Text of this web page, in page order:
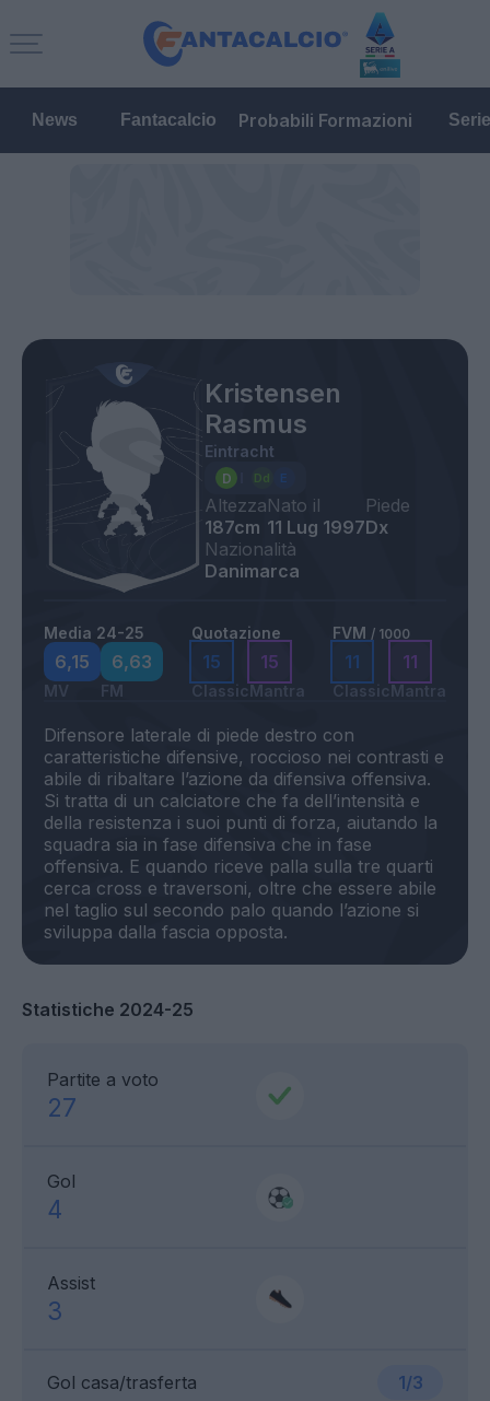
News Fantacalcio Probabili Formazioni
Kristensen
Rasmus
Eintracht
Altezza
187cm
Nato il
11 Lug 1997
Piede
Dx
Nazionalità
Danimarca
Media 24-25
6,15
MV
6,63
FM
Quotazione
15
Classic
15
Mantra
FVM / 1000
11
Classic
11
Mantra
Difensore laterale di piede destro con
caratteristiche difensive, roccioso nei contrasti e
abile di ribaltare l’azione da difensiva offensiva.
Si tratta di un calciatore che fa dell’intensità e
della resistenza i suoi punti di forza, aiutando la
squadra sia in fase difensiva che in fase
offensiva. E quando riceve palla sulla tre quarti
cerca cross e traversoni, oltre che essere abile
nel taglio sul secondo palo quando l’azione si
Statistiche 2024-25
Partite a voto
27
Gol
4
Assist
3
Gol casa/trasferta 1/3